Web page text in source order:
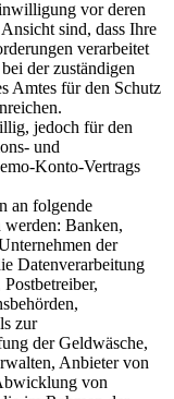
vor deren
sind, dass Ihre
verarbeitet
der zuständigen
Amtes für den Schutz
jedoch für den
und
Konto-Vertrags
an folgende
Banken,
der
Datenverarbeitung
zur
der Geldwäsche,
Anbieter von
von